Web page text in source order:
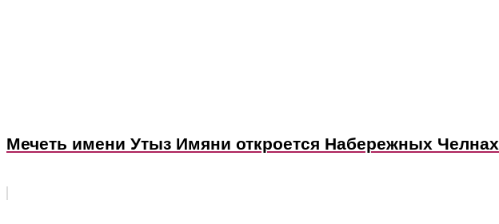
Мечеть имени Утыз Имяни откроется Набережных Челнах